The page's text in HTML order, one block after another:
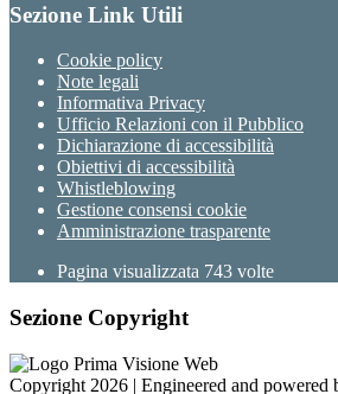
Sezione Link Utili
Cookie policy
Note legali
Informativa Privacy
Ufficio Relazioni con il Pubblico
Dichiarazione di accessibilità
Obiettivi di accessibilità
Whistleblowing
Gestione consensi cookie
Amministrazione trasparente
Pagina visualizzata 743 volte
Sezione Copyright
Copyright 2026 | Engineered and powered